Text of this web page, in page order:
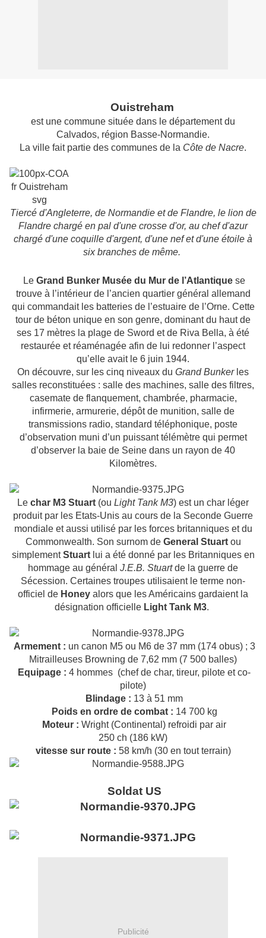
Ouistreham
est une commune située dans le département du
Calvados, région Basse-Normandie.
La ville fait partie des communes de la Côte de Nacre.
Tiercé d'Angleterre, de Normandie et de Flandre, le lion de
Flandre chargé en pal d'une crosse d'or, au chef d'azur
chargé d'une coquille d'argent, d'une nef et d'une étoile à
six branches de même.
Le Grand Bunker Musée du Mur de l’Atlantique se
trouve à l’intérieur de l’ancien quartier général allemand
qui commandait les batteries de l’estuaire de l’Orne. Cette
tour de béton unique en son genre, dominant du haut de
ses 17 mètres la plage de Sword et de Riva Bella, à été
restaurée et réaménagée afin de lui redonner l’aspect
qu’elle avait le 6 juin 1944.
On découvre, sur les cinq niveaux du Grand Bunkerles
salles reconstituées : salle des machines, salle des filtres,
casemate de flanquement, chambrée, pharmacie,
infirmerie, armurerie, dépôt de munition, salle de
transmissions radio, standard téléphonique, poste
d’observation muni d’un puissant télémètre qui permet
d’observer la baie de Seine dans un rayon de 40
Kilomètres.
Le char M3 Stuart (ou Light Tank M3) est un char léger
produit par les Etats-Unis au cours de la Seconde Guerre
mondiale et aussi utilisé par les forces britanniques et du
Commonwealth. Son surnom de General Stuartou
simplementStuartlui a été donné par les Britanniques en
hommage au général J.E.B. Stuartde la guerre de
Sécession. Certaines troupes utilisaient le terme non-
officiel de Honey alors que les Américains gardaient la
désignation officielle Light Tank M3.
Armement : un canon M5 ou M6 de 37 mm (174 obus) ; 3
Mitrailleuses Browning de 7,62 mm (7 500 balles)
Equipage : 4 hommes (chef de char, tireur, pilote et co-
pilote)
Blindage : 13 à 51 mm
Poids en ordre de combat : 14 700 kg
Moteur : Wright (Continental) refroidi par air
250 ch (186 kW)
vitesse sur route : 58 km/h (30 en tout terrain)
Soldat US
Publicité